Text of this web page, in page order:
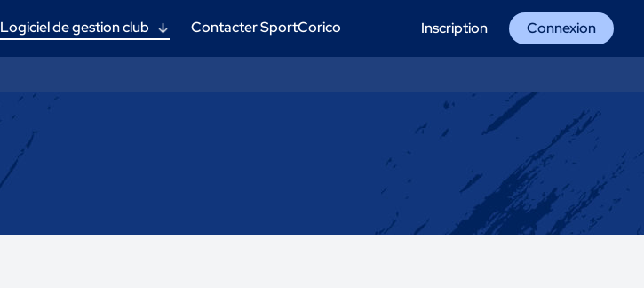
Logiciel de gestion club Contacter SportCorico Inscription Connexion